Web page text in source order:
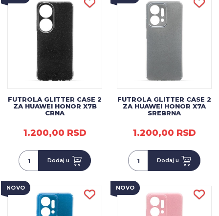
FUTROLA GLITTER CASE 2
ZA HUAWEI HONOR X7B
CRNA
1.200,00 RSD
Dodaj u
FUTROLA GLITTER CASE 2
ZA HUAWEI HONOR X7A
SREBRNA
1.200,00 RSD
Dodaj u
NOVO NOVO